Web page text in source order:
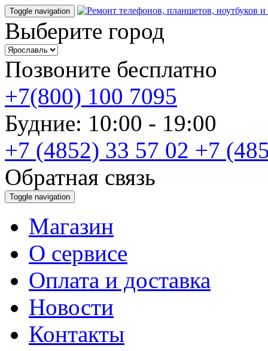
Toggle navigation
Выберите город
Позвоните бесплатно
+7(800) 100 7095
Будние: 10:00 - 19:00
+7 (4852) 33 57 02 +7
Обратная связь
Toggle navigation
Магазин
О cервисе
Оплата и доставка
Новости
Контакты